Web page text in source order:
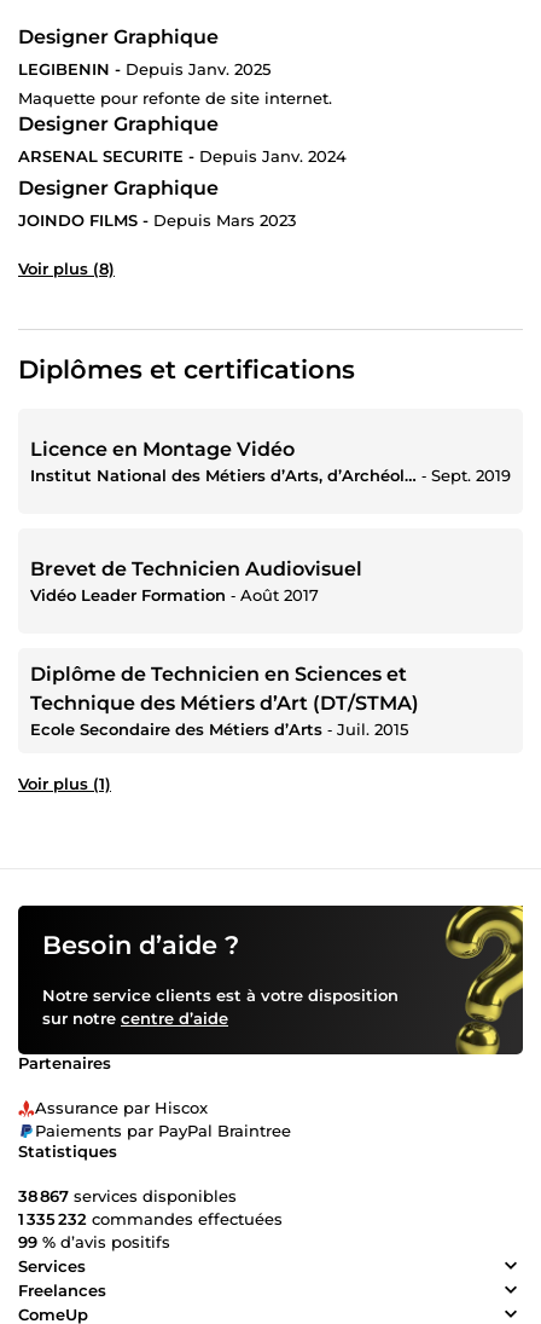
Designer Graphique
LEGIBENIN - Depuis Janv. 2025
Maquette pour refonte de site internet.
Designer Graphique
ARSENAL SECURITE - Depuis Janv. 2024
Designer Graphique
JOINDO FILMS - Depuis Mars 2023
Voir plus (8)
Diplômes et certifications
Licence en Montage Vidéo
Institut National des Métiers d’Arts, d’Archéologie et de la Culture ‐ Sept. 2019
Brevet de Technicien Audiovisuel
Vidéo Leader Formation ‐ Août 2017
Diplôme de Technicien en Sciences et
Technique des Métiers d’Art (DT/STMA)
Ecole Secondaire des Métiers d’Arts ‐ Juil. 2015
Voir plus (1)
Besoin d’aide ?
Notre service clients est à votre disposition
sur notre centre d’aide
Partenaires
Assurance par Hiscox
Paiements par PayPal Braintree
Statistiques
38 867 services disponibles
1 335 232 commandes effectuées
99 % d’avis positifs
Services
Freelances
ComeUp